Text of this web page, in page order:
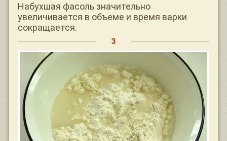
Набухшая фасоль значительно
увеличивается в объеме и время варки
сокращается.